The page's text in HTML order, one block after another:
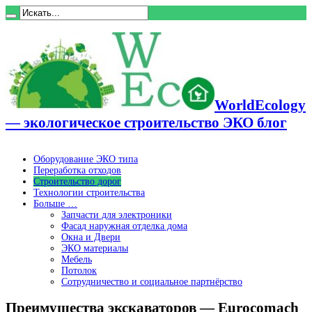
WorldEcology
— экологическое строительство ЭКО блог
Оборудование ЭКО типа
Переработка отходов
Строительство дорог
Технологии строительства
Больше …
Запчасти для электроники
Фасад наружная отделка дома
Окна и Двери
ЭКО материалы
Мебель
Потолок
Сотрудничество и социальное партнёрство
Преимущества экскаваторов — Eurocomach